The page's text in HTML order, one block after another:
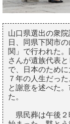
山口県選出の衆
日、同県下関市
関」で行われた
さんが遺族代表
で、日本のため
７年の人生だっ
と謝意を述べた
た。
県民葬は午後２